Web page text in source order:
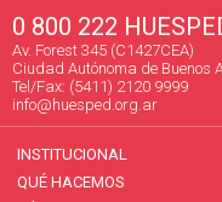
0 800 222
Av. Forest 345 (C1427CEA)
Ciudad Autónoma de Buenos
Tel/Fax: (5411) 2120 9999
info@huesped.org.ar
INSTITUCIONAL
QUÉ HACEMOS